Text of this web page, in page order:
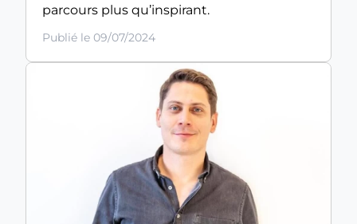
parcours plus qu’inspirant.
Publié le 09/07/2024